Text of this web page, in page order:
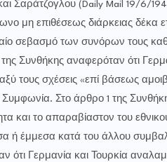
Σαράτζογλου (Daily Mail 19/6/
μη επιθέσεως διάρκειας δέκα
σεβασμό των συνόρων τους
της Συνθήκης αναφερόταν ότι
τους σχέσεις «επί βάσεως
Στο άρθρο 1 της
και το απαραβίαστον του
ή έμμεσα κατά του άλλου
ότι Γερμανία και Τουρκία